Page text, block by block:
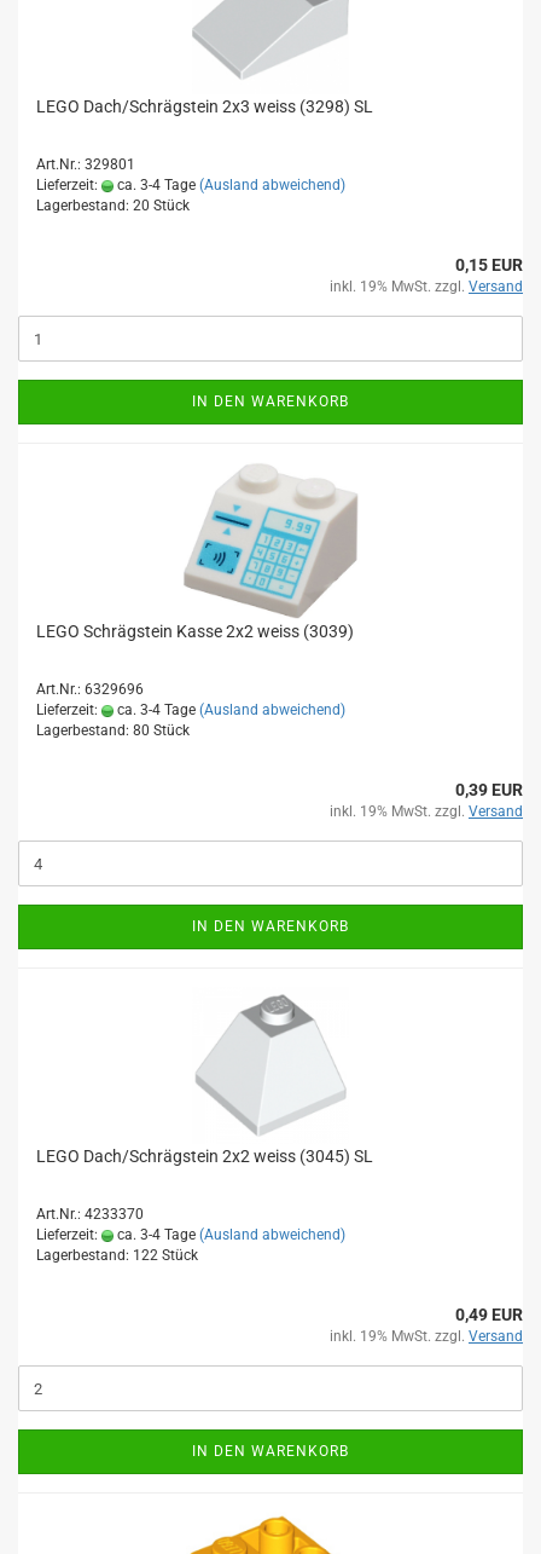
LEGO Dach/Schrägstein 2x3 weiss (3298) SL
Art.Nr.: 329801
Lieferzeit:
ca. 3-4 Tage (Ausland abweichend)
Lagerbestand: 20 Stück
0,15 EUR
inkl. 19% MwSt. zzgl. Versand
IN DEN WARENKORB
LEGO Schrägstein Kasse 2x2 weiss (3039)
Art.Nr.: 6329696
Lieferzeit:
ca. 3-4 Tage (Ausland abweichend)
Lagerbestand: 80 Stück
0,39 EUR
inkl. 19% MwSt. zzgl. Versand
IN DEN WARENKORB
LEGO Dach/Schrägstein 2x2 weiss (3045) SL
Art.Nr.: 4233370
Lieferzeit:
ca. 3-4 Tage (Ausland abweichend)
Lagerbestand: 122 Stück
0,49 EUR
inkl. 19% MwSt. zzgl. Versand
IN DEN WARENKORB